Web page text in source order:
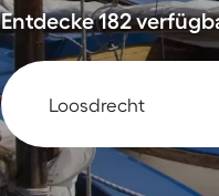
Entdecke 182